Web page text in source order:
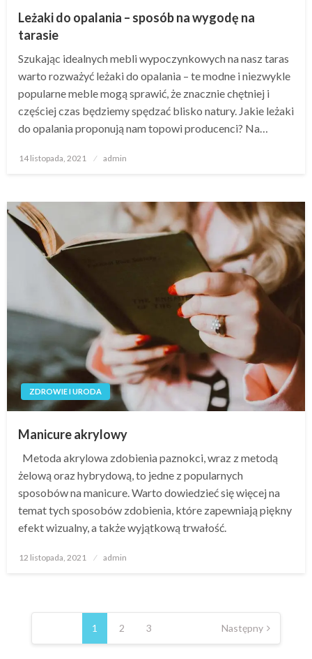
Leżaki do opalania – sposób na wygodę na
tarasie
Szukając idealnych mebli wypoczynkowych na nasz taras
warto rozważyć leżaki do opalania – te modne i niezwykle
popularne meble mogą sprawić, że znacznie chętniej i
częściej czas będziemy spędzać blisko natury. Jakie leżaki
do opalania proponują nam topowi producenci? Na…
Opublikowane
14 listopada, 2021 admin
ZDROWIE I URODA
Manicure akrylowy
Metoda akrylowa zdobienia paznokci, wraz z metodą
żelową oraz hybrydową, to jedne z popularnych
sposobów na manicure. Warto dowiedzieć się więcej na
temat tych sposobów zdobienia, które zapewniają piękny
efekt wizualny, a także wyjątkową trwałość.
Opublikowane
12 listopada, 2021 admin
Nawigacja
wpisach
1 2 3 Następny